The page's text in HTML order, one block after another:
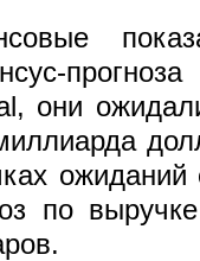
они
ожиданий
по